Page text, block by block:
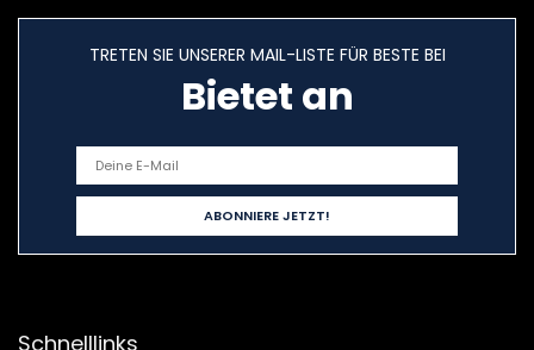
TRETEN SIE UNSERER MAIL-LISTE FÜR BESTE BEI
Bietet an
Schnelllinks